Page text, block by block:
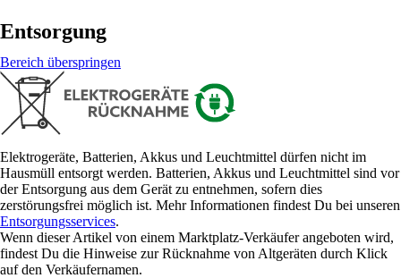
Entsorgung
Bereich überspringen
Elektrogeräte, Batterien, Akkus und Leuchtmittel dürfen nicht im
Hausmüll entsorgt werden. Batterien, Akkus und Leuchtmittel sind vor
der Entsorgung aus dem Gerät zu entnehmen, sofern dies
zerstörungsfrei möglich ist. Mehr Informationen findest Du bei unseren
Entsorgungsservices.
Wenn dieser Artikel von einem Marktplatz-Verkäufer angeboten wird,
findest Du die Hinweise zur Rücknahme von Altgeräten durch Klick
auf den Verkäufernamen.